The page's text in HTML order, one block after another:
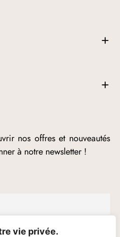
vie privée.
nos offres et nouveautés
à notre newsletter !